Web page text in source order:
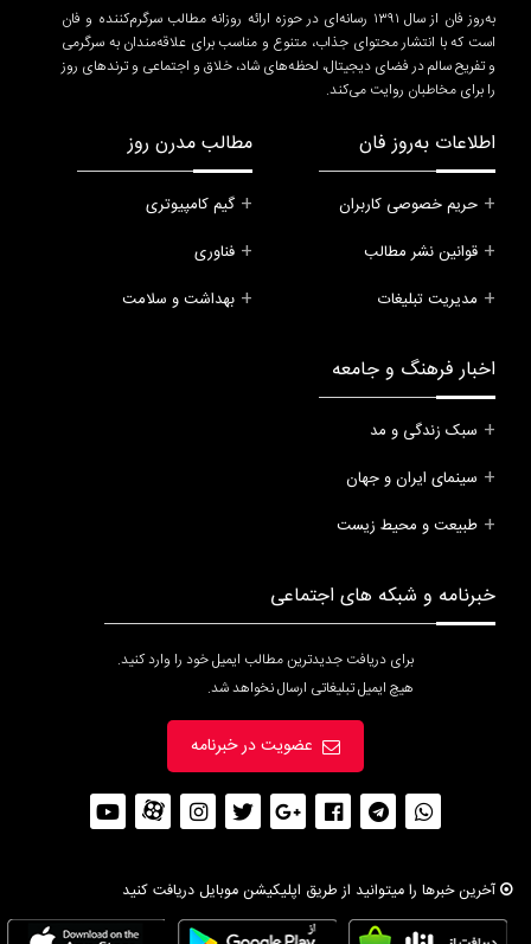
به‌روز فان از سال ۱۳۹۱ رسانه‌ای در حوزه ارائه روزانه مطالب سرگرم‌کننده و فان
است که با انتشار محتوای جذاب، متنوع و مناسب برای علاقه‌مندان به سرگرمی
و تفریح سالم در فضای دیجیتال، لحظه‌های شاد، خلاق و اجتماعی و ترندهای روز
را برای مخاطبان روایت می‌کند.
اطلاعات به‌روز فان
حریم خصوصی کاربران
قوانین نشر مطالب
مدیریت تبلیغات
مطالب مدرن روز
گیم کامپیوتری
فناوری
بهداشت و سلامت
اخبار فرهنگ و جامعه
سبک زندگی و مد
سینمای ایران و جهان
طبیعت و محیط زیست
خبرنامه و شبکه های اجتماعی
برای دریافت جدیدترین مطالب ایمیل خود را وارد کنید.
هیچ ایمیل تبلیغاتی ارسال نخواهد شد.
عضویت در خبرنامه
آخرین خبرها را میتوانید از طریق اپلیکیشن موبایل دریافت کنید